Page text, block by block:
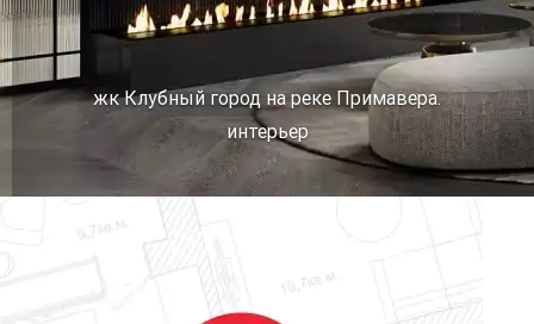
жк Клубный город на реке Примавера.
интерьер